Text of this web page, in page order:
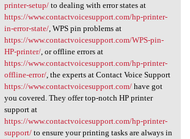
printer-setup/to dealing with error states at
https://www.contactvoicesupport.com/hp-printer-
in-error-state/, WPS pin problems at
https://www.contactvoicesupport.com/WPS-pin-
HP-printer/, or offline errors at
https://www.contactvoicesupport.com/hp-printer-
offline-error/, the experts at Contact Voice Support
https://www.contactvoicesupport.com/have got
you covered. They offer top-notch HP printer
support at
https://www.contactvoicesupport.com/hp-printer-
support/to ensure your printing tasks are always in